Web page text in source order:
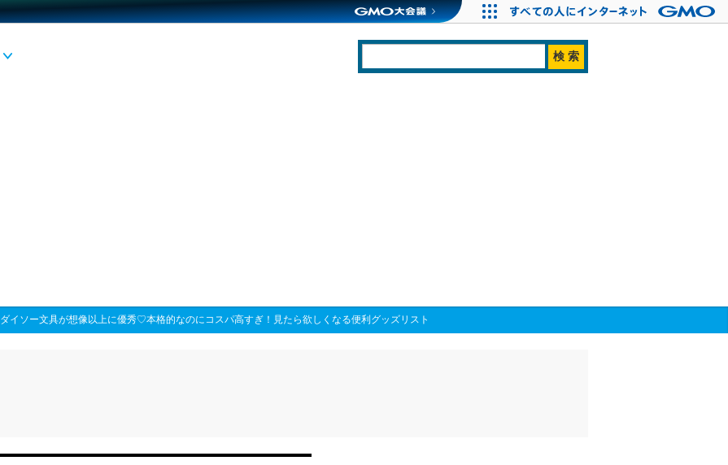
ダイソー文具が想像以上に優秀♡本格的なのにコスパ高すぎ！見たら欲しくなる便利グッズリスト